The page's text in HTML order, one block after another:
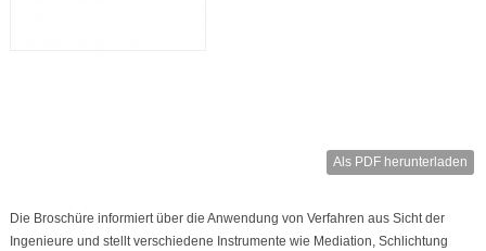
Als PDF herunterladen
Die Broschüre informiert über die Anwendung von Verfahren aus Sicht der
Ingenieure und stellt verschiedene Instrumente wie Mediation, Schlichtung